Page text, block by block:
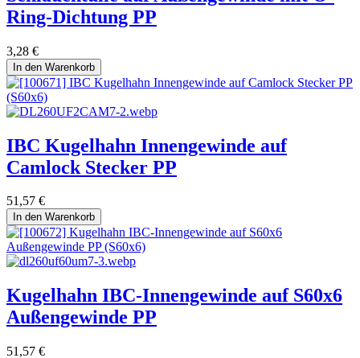
Ring-Dichtung PP
3,28 €
In den Warenkorb
IBC Kugelhahn Innengewinde auf
Camlock Stecker PP
51,57 €
In den Warenkorb
Kugelhahn IBC-Innengewinde auf S60x6
Außengewinde PP
51,57 €